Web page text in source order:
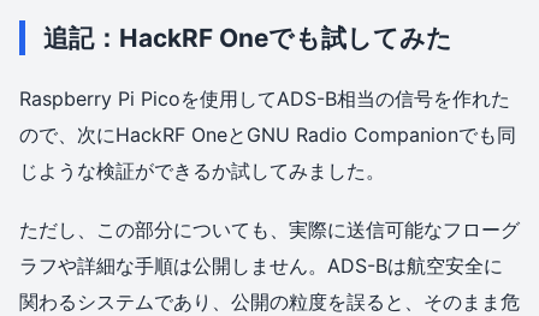
追記：HackRF Oneでも試してみた
Raspberry Pi Picoを使用してADS-B相当の信号を作れた
ので、次にHackRF OneとGNU Radio Companionでも同
じような検証ができるか試してみました。
ただし、この部分についても、実際に送信可能なフローグ
ラフや詳細な手順は公開しません。ADS-Bは航空安全に
関わるシステムであり、公開の粒度を誤ると、そのまま危